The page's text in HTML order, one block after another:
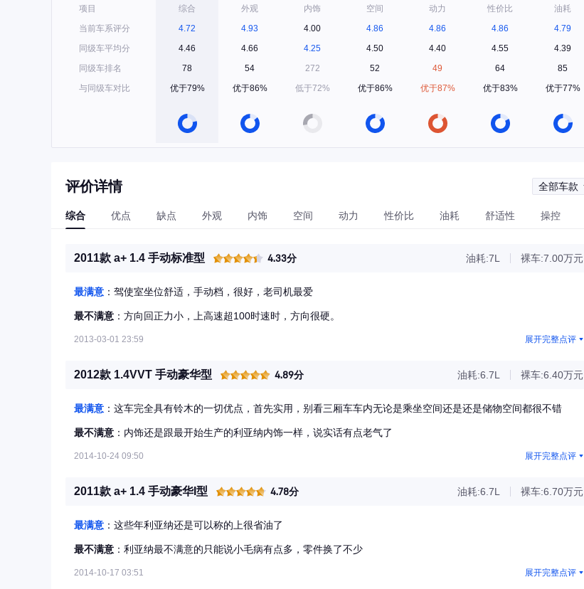
项目
当前车系评分
同级车平均分
同级车排名
与同级车对比
综合
4.72
4.46
78
优于79%
外观
4.93
4.66
54
优于86%
内饰
4.00
4.25
272
低于72%
空间
4.86
4.50
52
优于86%
动力
4.86
4.40
49
优于87%
性价比
4.86
4.55
64
优于83%
油耗
4.79
4.39
85
优于77%
评价详情 全部车款
综合 优点 缺点 外观 内饰 空间 动力 性价比 油耗 舒适性 操控
2011款 a+ 1.4 手动标准型 4.33分 油耗:7L 裸车:7.00万元
最满意 ：驾使室坐位舒适，手动档，很好，老司机最爱
最不满意 ：方向回正力小，上高速超100时速时，方向很硬。
2013-03-01 23:59 展开完整点评
2012款 1.4VVT 手动豪华型 4.89分 油耗:6.7L 裸车:6.40万元
最满意 ：这车完全具有铃木的一切优点，首先实用，别看三厢车车内无论是乘坐空间还是还是储物空间都很不错
最不满意 ：内饰还是跟最开始生产的利亚纳内饰一样，说实话有点老气了
2014-10-24 09:50 展开完整点评
2011款 a+ 1.4 手动豪华I型 4.78分 油耗:6.7L 裸车:6.70万元
最满意 ：这些年利亚纳还是可以称的上很省油了
最不满意 ：利亚纳最不满意的只能说小毛病有点多，零件换了不少
2014-10-17 03:51 展开完整点评